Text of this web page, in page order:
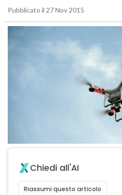
Pubblicato il 27 Nov 2015
Chiedi all'AI
Riassumi questo articolo